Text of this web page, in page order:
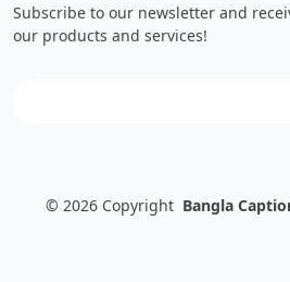
Subscribe to our newsletter and
our products and services!
© 2026 Copyright Bangla